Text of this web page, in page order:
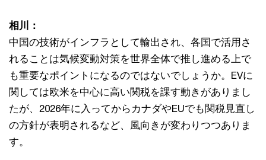
相川：
中国の技術がインフラとして輸出され、各国で活用さ
れることは気候変動対策を世界全体で推し進める上で
も重要なポイントになるのではないでしょうか。EVに
関しては欧米を中心に高い関税を課す動きがありまし
たが、2026年に入ってからカナダやEUでも関税見直し
の方針が表明されるなど、風向きが変わりつつありま
す。